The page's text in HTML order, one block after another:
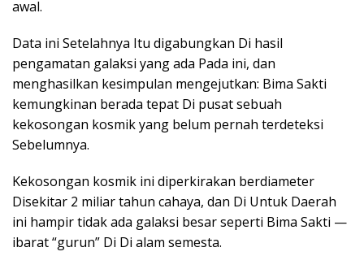
awal.
Data ini Setelahnya Itu digabungkan Di hasil
pengamatan galaksi yang ada Pada ini, dan
menghasilkan kesimpulan mengejutkan: Bima Sakti
kemungkinan berada tepat Di pusat sebuah
kekosongan kosmik yang belum pernah terdeteksi
Sebelumnya.
Kekosongan kosmik ini diperkirakan berdiameter
Disekitar 2 miliar tahun cahaya, dan Di Untuk Daerah
ini hampir tidak ada galaksi besar seperti Bima Sakti —
ibarat “gurun” Di Di alam semesta.